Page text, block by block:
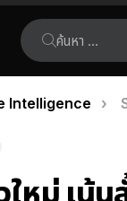
ค้นหา:
Intelligence
หม่ เน้น